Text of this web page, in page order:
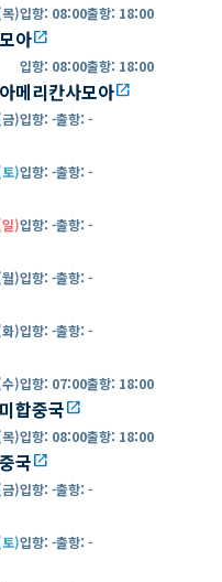
)입항: 08:00출항: 18:00
아open_in_new
입항: 08:00출항: 18:00
메리칸사모아open_in_new
)입항: -출항: -
)입항: -출항: -
)입항: -출항: -
)입항: -출항: -
)입항: -출항: -
)입항: 07:00출항: 18:00
합중국open_in_new
)입항: 08:00출항: 18:00
국open_in_new
)입항: -출항: -
)입항: -출항: -